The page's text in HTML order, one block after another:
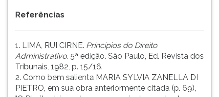
Referências
1. LIMA, RUI CIRNE. Princípios do Direito
Administrativo. 5ª edição. São Paulo, Ed. Revista dos
Tribunais, 1982, p. 15/16.
2. Como bem salienta MARIA SYLVIA ZANELLA DI
PIETRO, em sua obra anteriormente citada (p. 69),